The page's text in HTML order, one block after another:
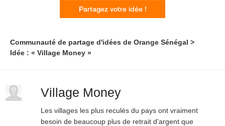
Partagez votre idée !
Communauté de partage d'idées de Orange Sénégal
Idée : « Village Money »
Village Money
Les villages les plus reculés du pays ont vraiment
besoin de beaucoup plus de retrait d'argent que